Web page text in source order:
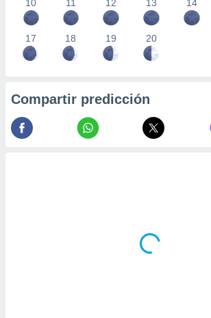
10 11 12 13 14
17 18 19 20
Compartir predicción